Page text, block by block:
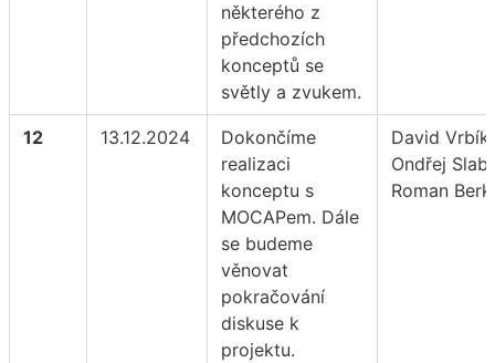
některého z
předchozích
konceptů se
světly a zvukem.
12 13.12.2024
Dokončíme
realizaci
konceptu s
MOCAPem. Dále
se budeme
věnovat
pokračování
diskuse k
projektu.
David Vrbík,
Ondřej
Roman